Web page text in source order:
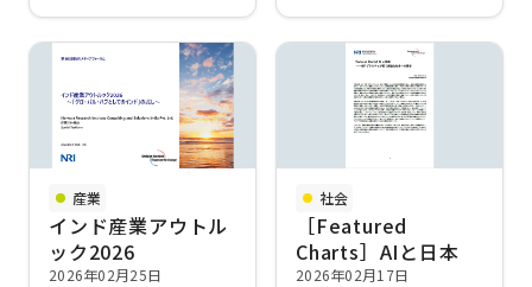
経済都市（圏）
産業
インド産業アウトル
ック2026
2026年02月25日
社会
［Featured
Charts］AIと日本
2026年02月17日